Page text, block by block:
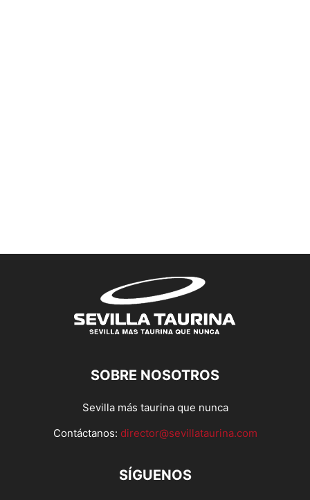
SOBRE NOSOTROS
Sevilla más taurina que nunca
Contáctanos: director@sevillataurina.com
SÍGUENOS